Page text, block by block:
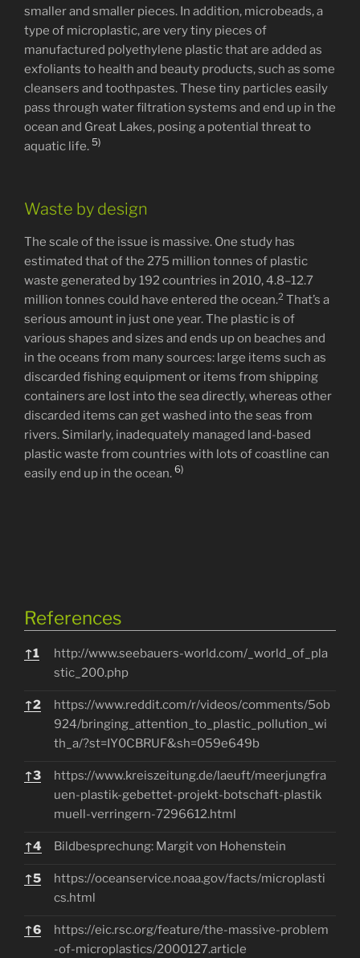
smaller and smaller pieces. In addition, microbeads, a
type of microplastic, are very tiny pieces of
manufactured polyethylene plastic that are added as
exfoliants to health and beauty products, such as some
cleansers and toothpastes. These tiny particles easily
pass through water filtration systems and end up in the
ocean and Great Lakes, posing a potential threat to
aquatic life. 5)
Waste by design
The scale of the issue is massive. One study has
estimated that of the 275 million tonnes of plastic
waste generated by 192 countries in 2010, 4.8–12.7
million tonnes could have entered the ocean.2 That’s a
serious amount in just one year. The plastic is of
various shapes and sizes and ends up on beaches and
in the oceans from many sources: large items such as
discarded fishing equipment or items from shipping
containers are lost into the sea directly, whereas other
discarded items can get washed into the seas from
rivers. Similarly, inadequately managed land-based
plastic waste from countries with lots of coastline can
easily end up in the ocean. 6)
References
References
↑1
http://www.seebauers-world.com/_world_of_pla
stic_200.php
↑2
https://www.reddit.com/r/videos/comments/5ob
924/bringing_attention_to_plastic_pollution_wi
th_a/?st=IY0CBRUF&sh=059e649b
↑3
https://www.kreiszeitung.de/laeuft/meerjungfra
uen-plastik-gebettet-projekt-botschaft-plastik
muell-verringern-7296612.html
↑4 Bildbesprechung: Margit von Hohenstein
↑5
https://oceanservice.noaa.gov/facts/microplasti
cs.html
↑6
https://eic.rsc.org/feature/the-massive-problem
-of-microplastics/2000127.article